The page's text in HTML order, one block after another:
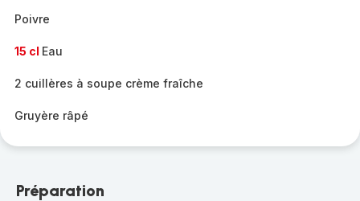
Poivre
15 cl Eau
2 cuillères à soupe crème fraîche
Gruyère râpé
Préparation